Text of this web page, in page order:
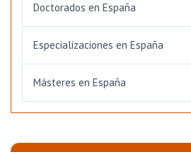
Doctorados en España
Especializaciones en España
Másteres en España